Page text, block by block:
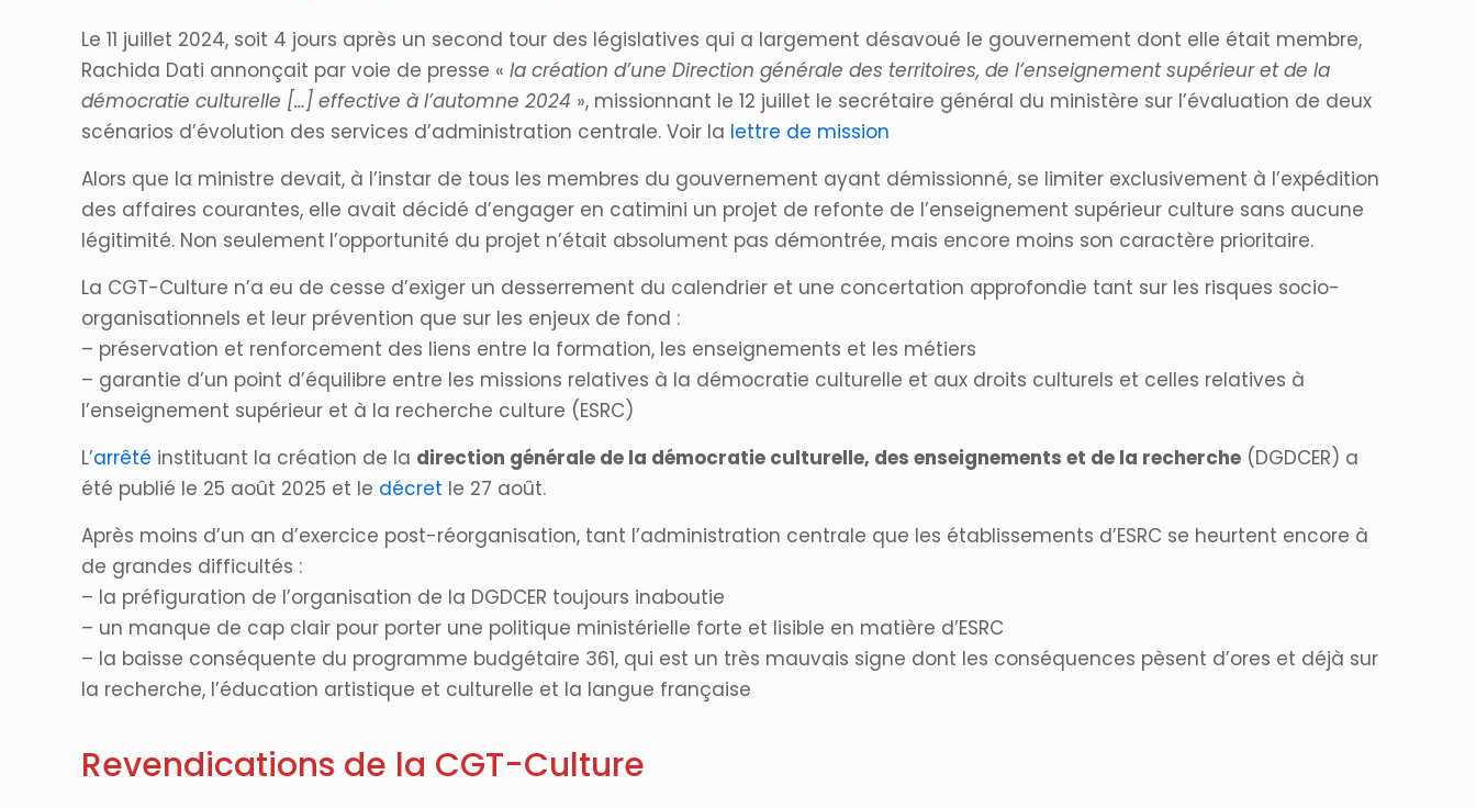
Le 11 juillet 2024, soit 4 jours après un second tour des législatives qui a largement désavoué le gouvernement dont elle était membre,
Rachida Dati annonçait par voie de presse «la création d’une Direction générale des territoires, de l’enseignement supérieur et de la
démocratie culturelle […] effective à l’automne 2024 », missionnant le 12 juillet le secrétaire général du ministère sur l’évaluation de deux
scénarios d’évolution des services d’administration centrale. Voir la lettre de mission
Alors que la ministre devait, à l’instar de tous les membres du gouvernement ayant démissionné, se limiter exclusivement à l’expédition
des affaires courantes, elle avait décidé d’engager en catimini un projet de refonte de l’enseignement supérieur culture sans aucune
légitimité. Non seulement l’opportunité du projet n’était absolument pas démontrée, mais encore moins son caractère prioritaire.
La CGT-Culture n’a eu de cesse d’exiger un desserrement du calendrier et une concertation approfondie tant sur les risques socio-
organisationnels et leur prévention que sur les enjeux de fond :
– préservation et renforcement des liens entre la formation, les enseignements et les métiers
– garantie d’un point d’équilibre entre les missions relatives à la démocratie culturelle et aux droits culturels et celles relatives à
l’enseignement supérieur et à la recherche culture (ESRC)
L’arrêté instituant la création de la direction générale de la démocratie culturelle, des enseignements et de la recherche (DGDCER) a
été publié le 25 août 2025 et le décret le 27 août.
Après moins d’un an d’exercice post-réorganisation, tant l’administration centrale que les établissements d’ESRC se heurtent encore à
de grandes difficultés :
– la préfiguration de l’organisation de la DGDCER toujours inaboutie
– un manque de cap clair pour porter une politique ministérielle forte et lisible en matière d’ESRC
– la baisse conséquente du programme budgétaire 361, qui est un très mauvais signe dont les conséquences pèsent d’ores et déjà sur
la recherche, l’éducation artistique et culturelle et la langue française
Revendications de la CGT-Culture